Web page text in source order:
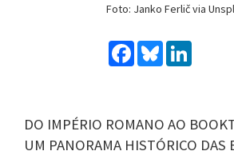
Foto: Janko Ferlič via
Facebook
Bluesky
DO IMPÉRIO ROMANO AO
UM PANORAMA HISTÓRICO DAS